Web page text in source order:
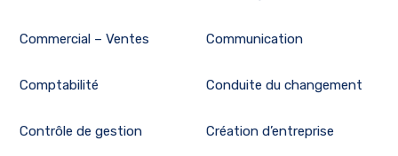
Commercial – Ventes Communication
Comptabilité Conduite du changement
Contrôle de gestion Création d’entreprise